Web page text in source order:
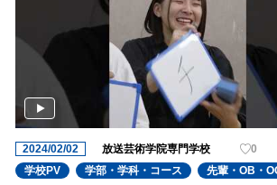
2024/02/02 放送芸術学院専門学校
0
学校PV
学部・学科・コース 先輩・OB・